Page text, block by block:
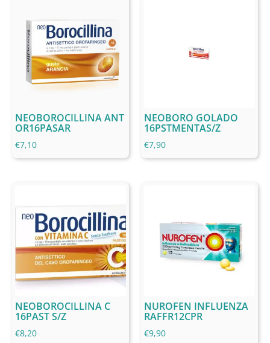
NEOBOROCILLINA ANT
OR16PASAR
€7,10
NEOBORO GOLADO
16PSTMENTAS/Z
€7,90
NEOBOROCILLINA C
16PAST S/Z
€8,20
NUROFEN INFLUENZA
RAFFR12CPR
€9,90